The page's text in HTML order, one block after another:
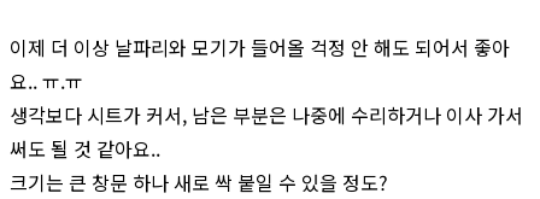
이제 더 이상 날파리와 모기가 들어올 걱정 안 해도 되어서 좋아
요.. ㅠ.ㅠ
생각보다 시트가 커서, 남은 부분은 나중에 수리하거나 이사 가서
써도 될 것 같아요..
크기는 큰 창문 하나 새로 싹 붙일 수 있을 정도?